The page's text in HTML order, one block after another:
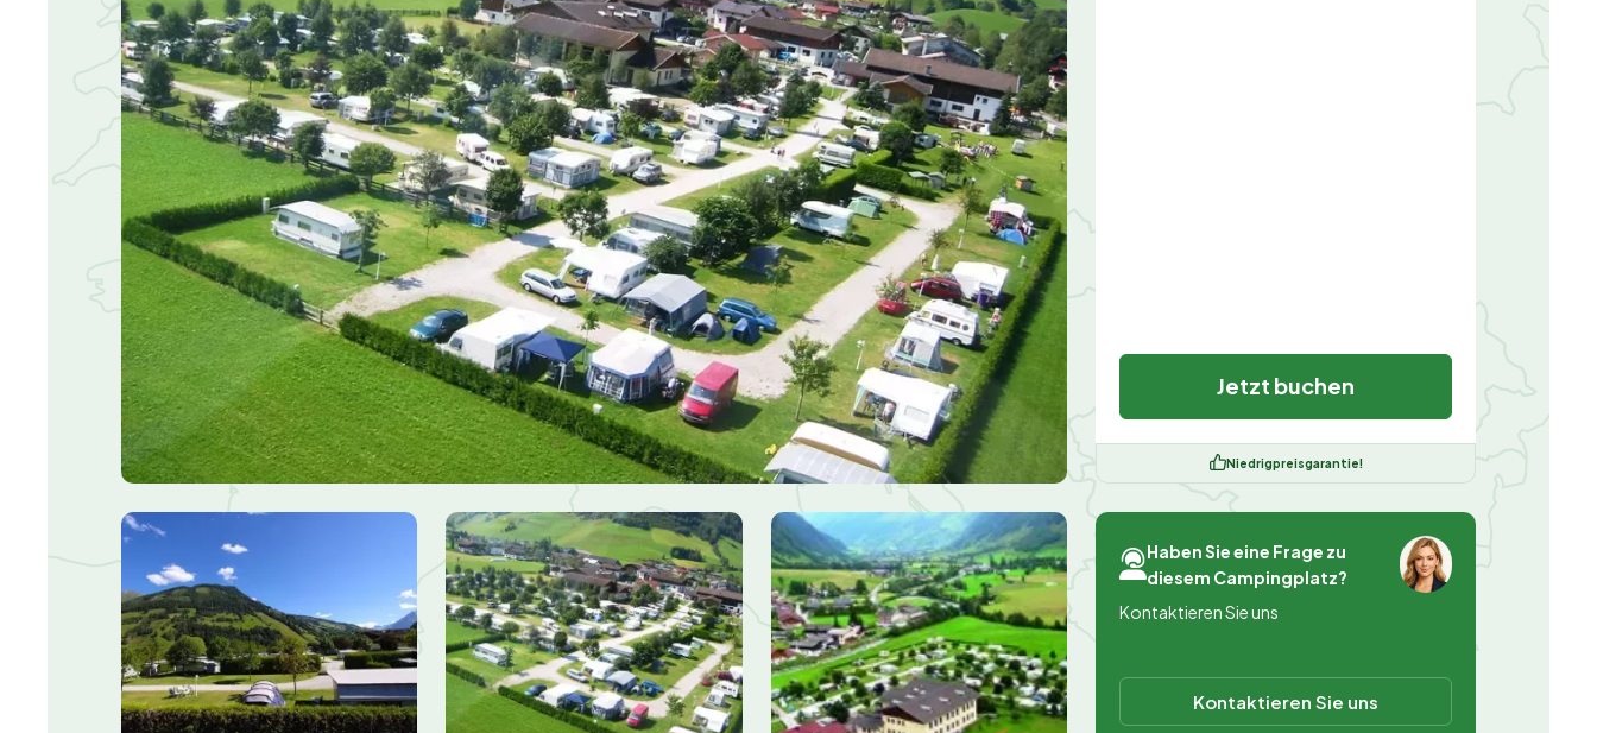
Jetzt buchen
Niedrigpreisgarantie!
Haben Sie eine Frage zu
diesem Campingplatz?
Kontaktieren Sie uns
Kontaktieren Sie uns